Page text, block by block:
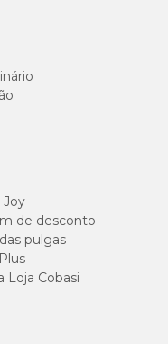
com 15 dias de
do Giardypet com um
de Porto Alegre/RS, a
e home.
tratar seu melhor
aqui em nosso
próxima de você.
Joy
de desconto
pulgas
Loja Cobasi